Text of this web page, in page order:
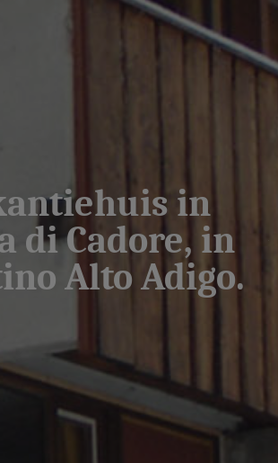
in
di Cadore, in
Alto Adigo.